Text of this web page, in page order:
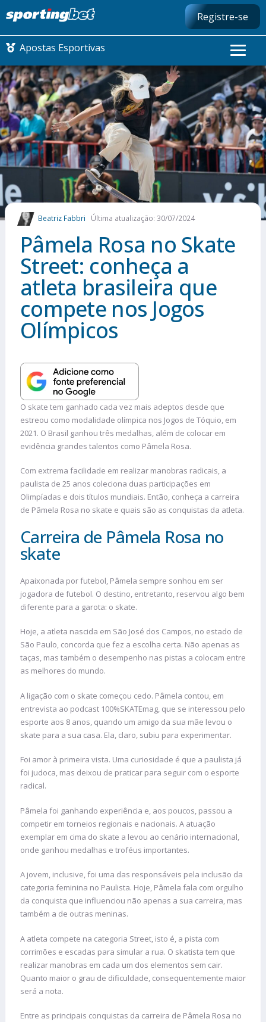
Registre-se
Apostas Esportivas
CONMEBOL LIBERTADORES
FUTEBOL NACIONAL
FUTEBOL INTERNACIONAL
COMO APOSTAR
MAIS ESPORTES
Beatriz Fabbri Última atualização: 30/07/2024
Pâmela Rosa no Skate
Street: conheça a
atleta brasileira que
compete nos Jogos
Olímpicos
O skate tem ganhado cada vez mais adeptos desde que
estreou como modalidade olímpica nos Jogos de Tóquio, em
2021. O Brasil ganhou três medalhas, além de colocar em
evidência grandes talentos como Pâmela Rosa.
Com extrema facilidade em realizar manobras radicais, a
paulista de 25 anos coleciona duas participações em
Olimpíadas e dois títulos mundiais. Então, conheça a carreira
de Pâmela Rosa no skate e quais são as conquistas da atleta.
Carreira de Pâmela Rosa no
skate
Apaixonada por futebol, Pâmela sempre sonhou em ser
jogadora de futebol. O destino, entretanto, reservou algo bem
diferente para a garota: o skate.
Hoje, a atleta nascida em São José dos Campos, no estado de
São Paulo, concorda que fez a escolha certa. Não apenas as
taças, mas também o desempenho nas pistas a colocam entre
as melhores do mundo.
A ligação com o skate começou cedo. Pâmela contou, em
entrevista ao podcast 100%SKATEmag, que se interessou pelo
esporte aos 8 anos, quando um amigo da sua mãe levou o
skate para a sua casa. Ela, claro, subiu para experimentar.
Foi amor à primeira vista. Uma curiosidade é que a paulista já
foi judoca, mas deixou de praticar para seguir com o esporte
radical.
Pâmela foi ganhando experiência e, aos poucos, passou a
competir em torneios regionais e nacionais. A atuação
exemplar em cima do skate a levou ao cenário internacional,
onde ganhou medalhas e troféus importantes.
A jovem, inclusive, foi uma das responsáveis pela inclusão da
categoria feminina no Paulista. Hoje, Pâmela fala com orgulho
da conquista que influenciou não apenas a sua carreira, mas
também a de outras meninas.
A atleta compete na categoria Street, isto é, a pista com
corrimões e escadas para simular a rua. O skatista tem que
realizar manobras em cada um dos elementos sem cair.
Quanto maior o grau de dificuldade, consequentemente maior
será a nota.
Entre as principais conquistas da carreira de Pâmela Rosa no